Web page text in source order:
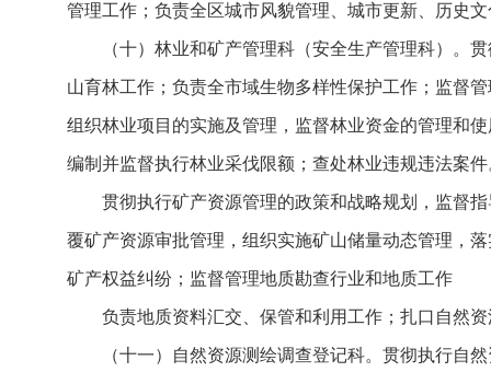
管理工作；负责全区城市风貌管理、城市更新、历史
（十）林业和矿产管理科（安全生产管理科）。
山育林工作；负责全市域生物多样性保护工作；监督
组织林业项目的实施及管理，监督林业资金的管理和
编制并监督执行林业采伐限额；查处林业违规违法案
贯彻执行矿产资源管理的政策和战略规划，监督
覆矿产资源审批管理，组织实施矿山储量动态管理，
矿产权益纠纷；监督管理地质勘查行业和地质工作
负责地质资料汇交、保管和利用工作；扎口自然
（十一）自然资源测绘调查登记科。贯彻执行自